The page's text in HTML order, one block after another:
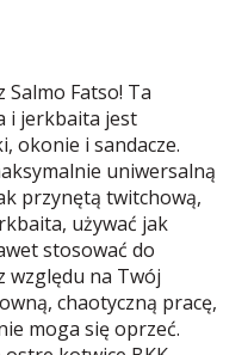
Salmo Fatso! Ta
i jerkbaita jest
okonie i sandacze.
uniwersalną
przynętą twitchową,
używać jak
stosować do
względu na Twój
chaotyczną pracę,
moga się oprzeć.